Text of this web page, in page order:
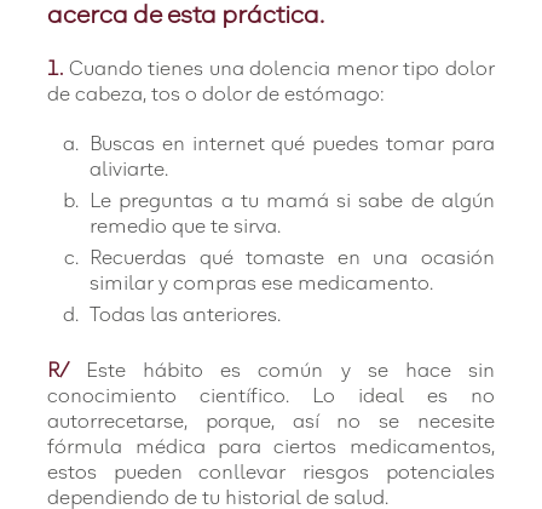
acerca de esta práctica.
1. Cuando tienes una dolencia menor tipo dolor
de cabeza, tos o dolor de estómago:
Buscas en internet qué puedes tomar para
aliviarte.
Le preguntas a tu mamá si sabe de algún
remedio que te sirva.
Recuerdas qué tomaste en una ocasión
similar y compras ese medicamento.
Todas las anteriores.
R/
Este hábito es común y se hace sin
conocimiento científico. Lo ideal es no
autorrecetarse, porque, así no se necesite
fórmula médica para ciertos medicamentos,
estos pueden conllevar riesgos potenciales
dependiendo de tu historial de salud.